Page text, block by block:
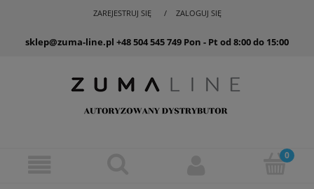
ZAREJESTRUJ SIĘ ZALOGUJ SIĘ
sklep@zuma-line.pl +48 504 545 749 Pon - Pt od 8:00 do 15:00